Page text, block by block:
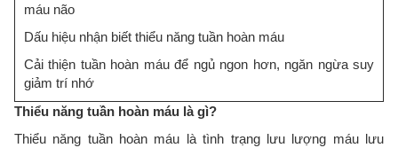
máu não
Dấu hiệu nhận biết thiểu năng tuần hoàn máu
Cải thiện tuần hoàn máu để ngủ ngon hơn, ngăn ngừa suy
giảm trí nhớ
Thiểu năng tuần hoàn máu là gì?
Thiểu năng tuần hoàn máu là tình trạng lưu lượng máu lưu